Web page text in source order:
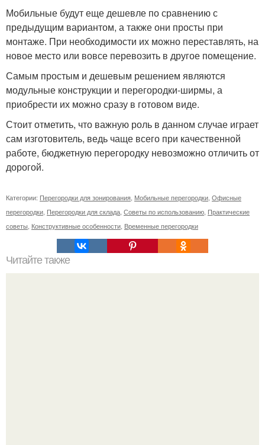
Мобильные будут еще дешевле по сравнению с
предыдущим вариантом, а также они просты при
монтаже. При необходимости их можно переставлять, на
новое место или вовсе перевозить в другое помещение.
Самым простым и дешевым решением являются
модульные конструкции и перегородки-ширмы, а
приобрести их можно сразу в готовом виде.
Стоит отметить, что важную роль в данном случае играет
сам изготовитель, ведь чаще всего при качественной
работе, бюджетную перегородку невозможно отличить от
дорогой.
Категории: Перегородки для зонирования Мобильные перегородки Офисные
перегородки Перегородки для склада Советы по использованию Практические
советы Конструктивные особенности Временные перегородки
Читайте также